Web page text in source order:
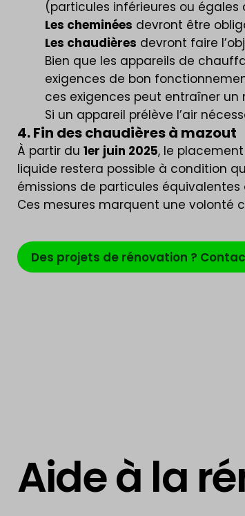
(particules inférieures ou égales
Les cheminées devront être
Les chaudières devront faire
Bien que les appareils de
exigences de bon
ces exigences peut entraîner
Si un appareil prélève l’air
4. Fin des chaudières à mazout
À partir du 1er juin 2025, le
liquide restera possible à condition
émissions de particules
Ces mesures marquent une volonté
Des projets de rénovation ?
Aide à la